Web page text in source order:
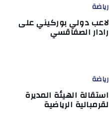
رياضة
لاعب دولي بوركيني على
رادار الصفاقسي
رياضة
استقالة الهيئة المديرة
لقرمبالية الرياضية